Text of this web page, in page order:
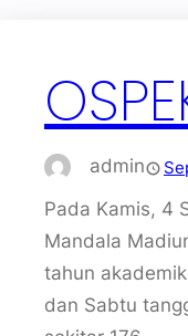
admin
Pada Kamis, 4
Mandala
tahun
dan Sabtu